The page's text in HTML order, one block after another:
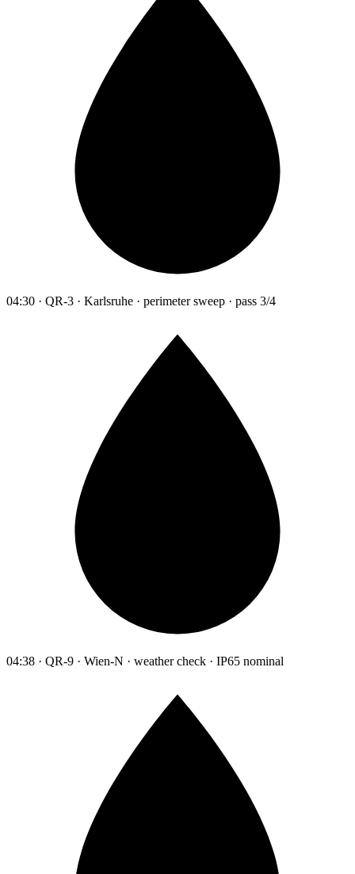
04:30 · QR-3 · Karlsruhe · perimeter sweep · pass 3/4
04:38 · QR-9 · Wien-N · weather check · IP65 nominal